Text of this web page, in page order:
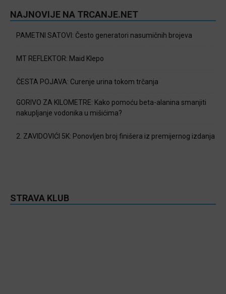
NAJNOVIJE NA TRCANJE.NET
PAMETNI SATOVI: Često generatori nasumičnih brojeva
MT REFLEKTOR: Maid Klepo
ČESTA POJAVA: Curenje urina tokom trčanja
GORIVO ZA KILOMETRE: Kako pomoću beta-alanina smanjiti
nakupljanje vodonika u mišićima?
2. ZAVIDOVIĆI 5K: Ponovljen broj finišera iz premijernog izdanja
STRAVA KLUB